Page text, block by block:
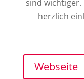
sind
herzlich
Webseite